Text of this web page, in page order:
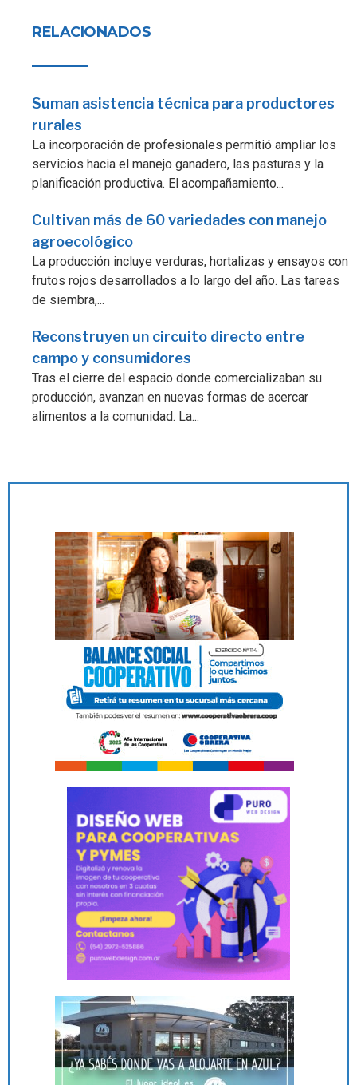
RELACIONADOS
Suman asistencia técnica para productores
rurales
La incorporación de profesionales permitió ampliar los
servicios hacia el manejo ganadero, las pasturas y la
planificación productiva. El acompañamiento...
Cultivan más de 60 variedades con manejo
agroecológico
La producción incluye verduras, hortalizas y ensayos con
frutos rojos desarrollados a lo largo del año. Las tareas
de siembra,...
Reconstruyen un circuito directo entre
campo y consumidores
Tras el cierre del espacio donde comercializaban su
producción, avanzan en nuevas formas de acercar
alimentos a la comunidad. La...